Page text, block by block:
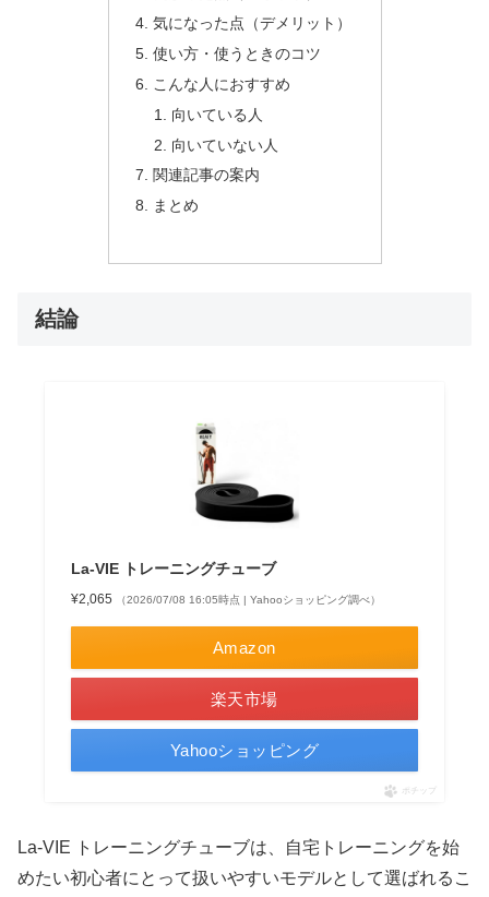
気になった点（デメリット）
使い方・使うときのコツ
こんな人におすすめ
向いている人
向いていない人
関連記事の案内
まとめ
結論
La-VIE トレーニングチューブ
¥2,065 （2026/07/08 16:05時点 | Yahooショッピング調べ）
Amazon
楽天市場
Yahooショッピング
ポチップ
La-VIE トレーニングチューブは、自宅トレーニングを始
めたい初心者にとって扱いやすいモデルとして選ばれるこ